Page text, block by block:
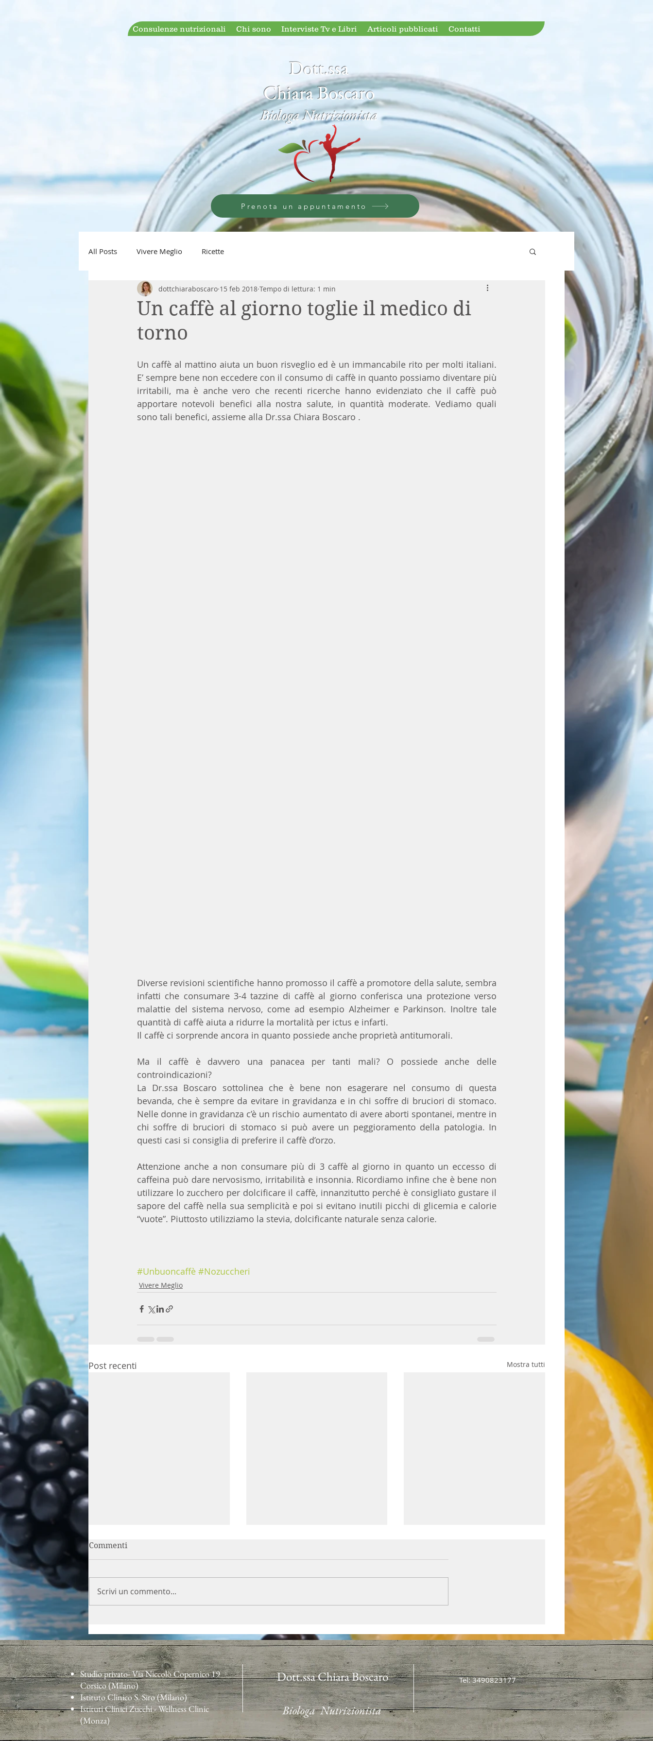
Consulenze nutrizionali Chi sono Interviste Tv e Libri Articoli pubblicati Contatti
Dott.ssa
Chiara Boscaro
Biologa Nutrizionista
Prenota un appuntamento
All Posts Vivere Meglio Ricette
Un caffè al giorno toglie il medico di
torno
dottchiaraboscaro 15 feb 2018 Tempo di lettura: 1 min
Un caffè al mattino aiuta un buon risveglio ed è un immancabile rito per molti italiani.
E’ sempre bene non eccedere con il consumo di caffè in quanto possiamo diventare più
irritabili, ma è anche vero che recenti ricerche hanno evidenziato che il caffè può
apportare notevoli benefici alla nostra salute, in quantità moderate. Vediamo quali
sono tali benefici, assieme alla Dr.ssa Chiara Boscaro .
Diverse revisioni scientifiche hanno promosso il caffè a promotore della salute, sembra
infatti che consumare 3-4 tazzine di caffè al giorno conferisca una protezione verso
malattie del sistema nervoso, come ad esempio Alzheimer e Parkinson. Inoltre tale
quantità di caffè aiuta a ridurre la mortalità per ictus e infarti.
Il caffè ci sorprende ancora in quanto possiede anche proprietà antitumorali.
Ma il caffè è davvero una panacea per tanti mali? O possiede anche delle
controindicazioni?
La Dr.ssa Boscaro sottolinea che è bene non esagerare nel consumo di questa
bevanda, che è sempre da evitare in gravidanza e in chi soffre di bruciori di stomaco.
Nelle donne in gravidanza c’è un rischio aumentato di avere aborti spontanei, mentre in
chi soffre di bruciori di stomaco si può avere un peggioramento della patologia. In
questi casi si consiglia di preferire il caffè d’orzo.
Attenzione anche a non consumare più di 3 caffè al giorno in quanto un eccesso di
caffeina può dare nervosismo, irritabilità e insonnia. Ricordiamo infine che è bene non
utilizzare lo zucchero per dolcificare il caffè, innanzitutto perché è consigliato gustare il
sapore del caffè nella sua semplicità e poi si evitano inutili picchi di glicemia e calorie
“vuote”. Piuttosto utilizziamo la stevia, dolcificante naturale senza calorie.
#Unbuoncaffè #Nozuccheri
Vivere Meglio
Post recenti Mostra tutti
con l'alimentazione
Commenti
Scrivi un commento...
Studio privato- Via Niccolò Copernico 19
Corsico (Milano)
Istituto Clinico S. Siro (Milano)
Istituti Clinici Zucchi - Wellness Clinic
(Monza)
Dott.ssa Chiara Boscaro
Biologa Nutrizionista
Tel: 3490823177